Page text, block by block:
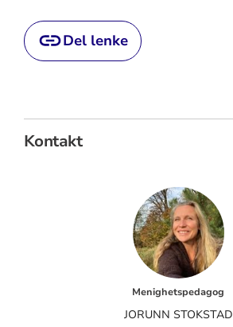
Del lenke
Kontakt
Menighetspedagog
JORUNN STOKSTAD